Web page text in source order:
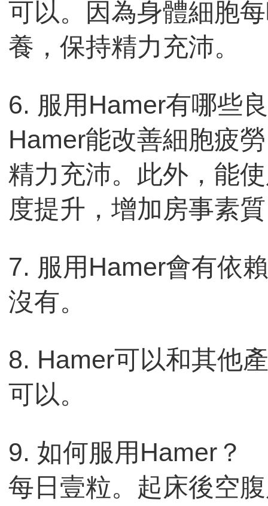
可以。因為身體細胞
養，保持精力充沛。
6. 服用Hamer有哪些
Hamer能改善細胞疲
精力充沛。此外，能
度提升，增加房事素
7. 服用Hamer會有依
沒有。
8. Hamer可以和其他
可以。
9. 如何服用Hamer？
每日壹粒。起床後空